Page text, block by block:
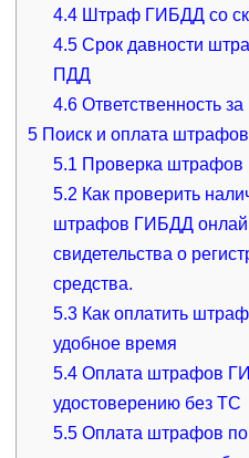
4.4 Штраф ГИБДД со
4.5 Срок давности
ПДД
4.6 Ответственность
5Поиск и оплата
5.1 Проверка
5.2 Как проверить
штрафов ГИБДД
свидетельства о
средства.
5.3 Как оплатить
удобное время
5.4 Оплата штрафов
удостоверению без ТС
5.5 Оплата штрафов по